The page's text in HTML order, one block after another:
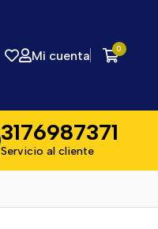
Mi cuenta 0
3176987371
Servicio al cliente